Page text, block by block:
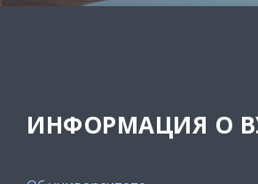
ИНФОРМАЦИЯ О